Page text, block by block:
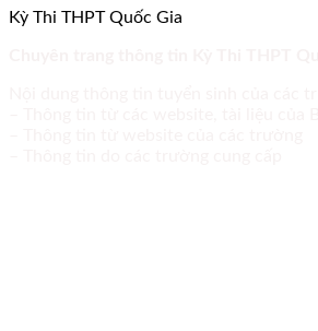
Kỳ Thi THPT Quốc Gia